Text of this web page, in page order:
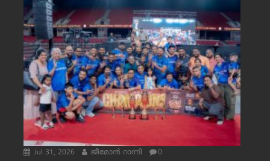
Jul 31, 2026 ജീമോന്‍ റാന്നി 0